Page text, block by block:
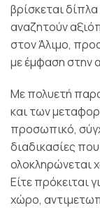
βρίσκεται
αναζητούν
στον Άλιμο,
με έμφαση στην
Με πολυετή
και των
προσωπικό,
διαδικασίες
ολοκληρώνεται
Είτε πρόκειται
χώρο,